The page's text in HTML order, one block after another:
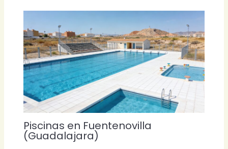
Piscinas en Fuentenovilla
(Guadalajara)